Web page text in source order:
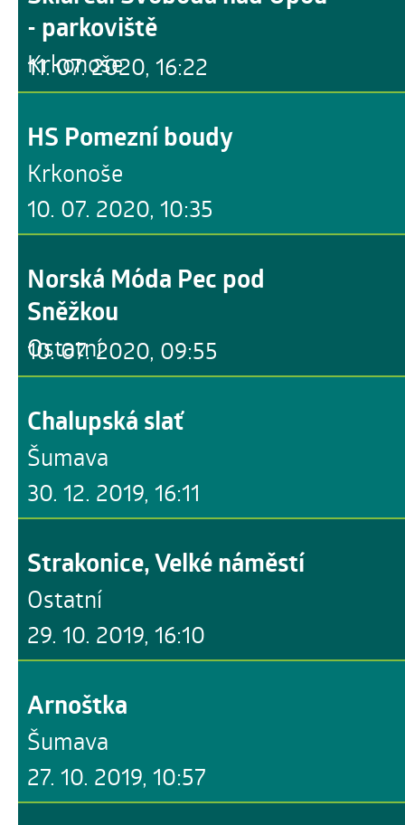
11. 07. 2020, 16:22
- parkoviště
Krkonoše
10. 07. 2020, 10:35
HS Pomezní boudy
Krkonoše
10. 07. 2020, 09:55
Norská Móda Pec pod
Sněžkou
Ostatní
30. 12. 2019, 16:11
Chalupská slať
Šumava
29. 10. 2019, 16:10
Strakonice, Velké náměstí
Ostatní
27. 10. 2019, 10:57
Arnoštka
Šumava